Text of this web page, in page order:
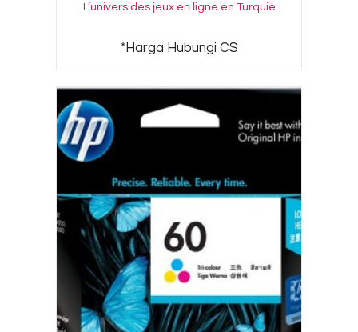
L’univers des jeux en ligne en Turquie
*Harga Hubungi CS